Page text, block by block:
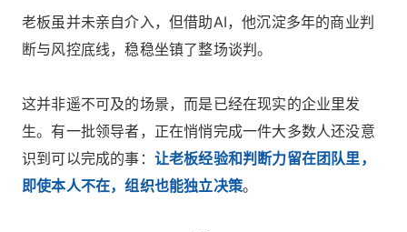
老板虽并未亲自介入，但借助AI，他沉淀多年的商业判
断与风控底线，稳稳坐镇了整场谈判。
这并非遥不可及的场景，而是已经在现实的企业里发
生。有一批领导者，正在悄悄完成一件大多数人还没意
识到可以完成的事： 让老板经验和判断力留在团队里，
即使本人不在，组织也能独立决策。